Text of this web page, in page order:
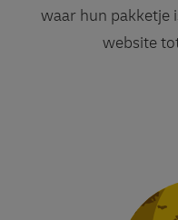
waar hun pakketje
website